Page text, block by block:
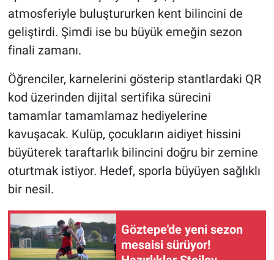
atmosferiyle buluştururken kent bilincini de
geliştirdi. Şimdi ise bu büyük emeğin sezon
finali zamanı.
Öğrenciler, karnelerini gösterip stantlardaki QR
kod üzerinden dijital sertifika sürecini
tamamlar tamamlamaz hediyelerine
kavuşacak. Kulüp, çocukların aidiyet hissini
büyüterek taraftarlık bilincini doğru bir zemine
oturtmak istiyor. Hedef, sporla büyüyen sağlıklı
bir nesil.
Göztepe'de yeni sezon
mesaisi sürüyor!